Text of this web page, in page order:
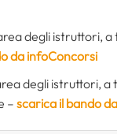
degli istruttori,
da infoConcorsi
degli istruttori, a
–scarica il bando